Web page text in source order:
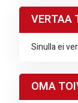
VERTAA
Sinulla ei
OMA